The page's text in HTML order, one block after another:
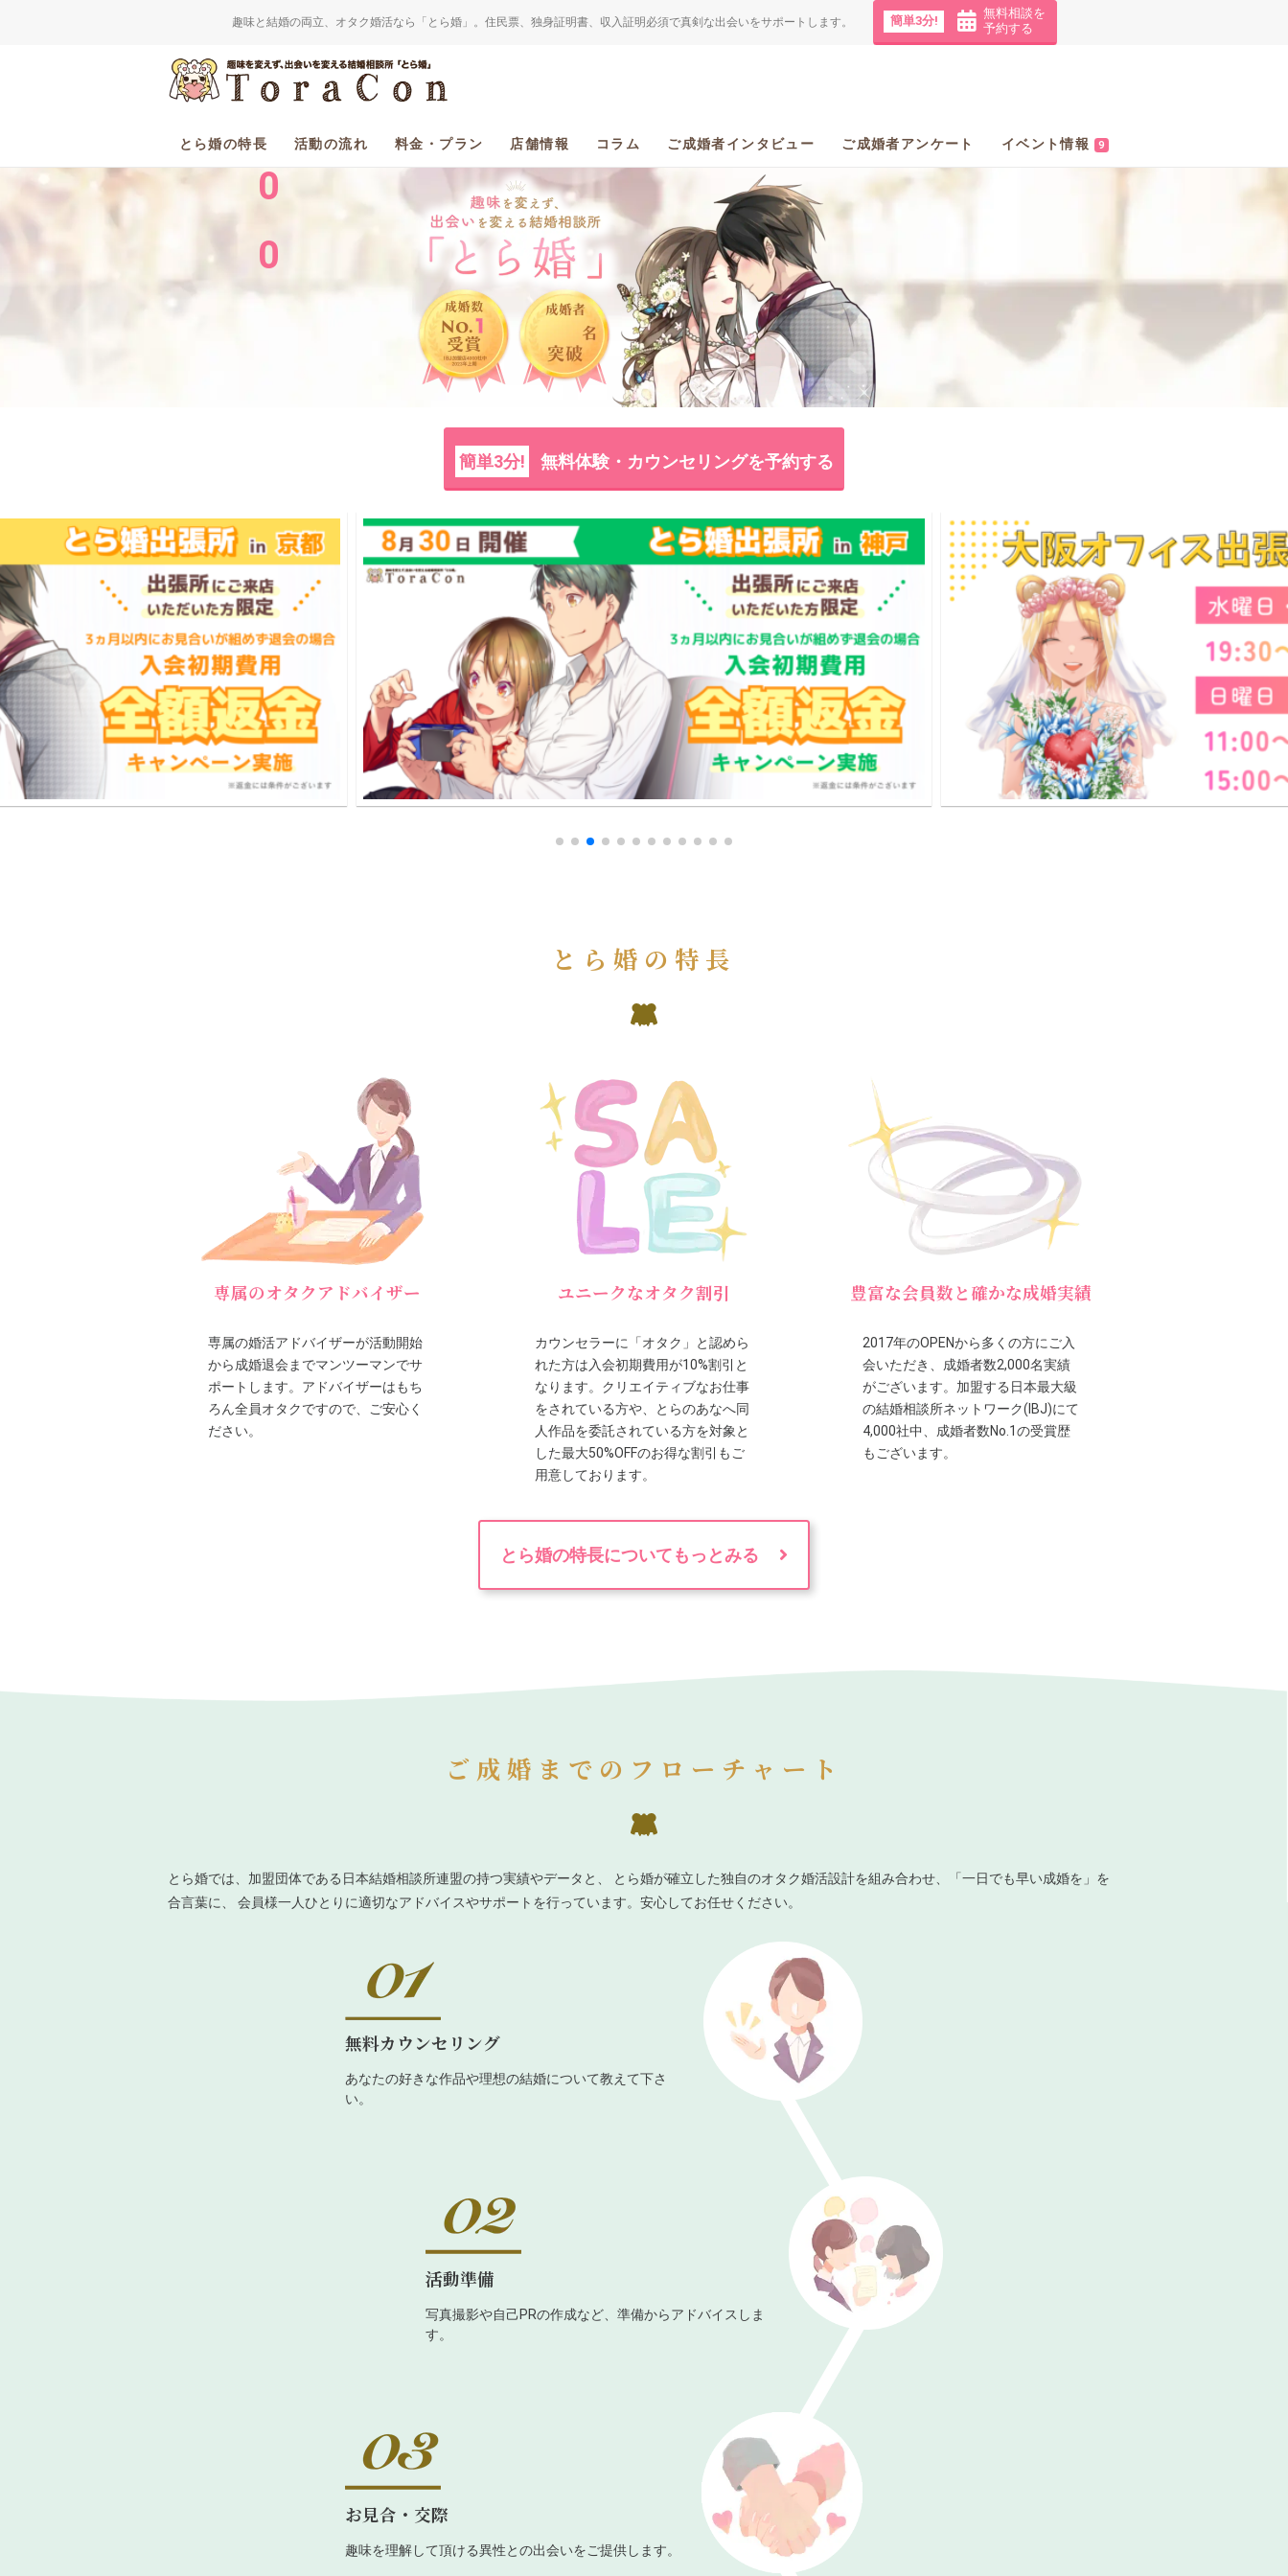
趣味と結婚の両立、オタク婚活なら「とら婚」。住民票、独身証明書、収入証明必須で真剣な出会いをサポートします。 簡単3分!
無料相談を
予約する
とら婚の特長 活動の流れ 料金・プラン 店舗情報 コラム ご成婚者インタビュー ご成婚者アンケート イベント情報 9
2
0
0
0
簡単3分! 無料体験・カウンセリングを予約する
とら婚の特長
専属のオタクアドバイザー
専属の婚活アドバイザーが活動開始
から成婚退会までマンツーマンでサ
ポートします。アドバイザーはもち
ろん全員オタクですので、ご安心く
ださい。
ユニークなオタク割引
カウンセラーに「オタク」と認めら
れた方は入会初期費用が10%割引と
なります。クリエイティブなお仕事
をされている方や、とらのあなへ同
人作品を委託されている方を対象と
した最大50%OFFのお得な割引もご
用意しております。
豊富な会員数と確かな成婚実績
2017年のOPENから多くの方にご入
会いただき、成婚者数2,000名実績
がございます。加盟する日本最大級
の結婚相談所ネットワーク(IBJ)にて
4,000社中、成婚者数No.1の受賞歴
もございます。
とら婚の特長についてもっとみる
ご成婚までのフローチャート
とら婚では、加盟団体である日本結婚相談所連盟の持つ実績やデータと、 とら婚が確立した独自のオタク婚活設計を組み合わせ、「一日でも早い成婚を」を
合言葉に、 会員様一人ひとりに適切なアドバイスやサポートを行っています。安心してお任せください。
無料カウンセリング
あなたの好きな作品や理想の結婚について教えて下さ
い。
活動準備
写真撮影や自己PRの作成など、準備からアドバイスしま
す。
お見合・交際
趣味を理解して頂ける異性との出会いをご提供します。